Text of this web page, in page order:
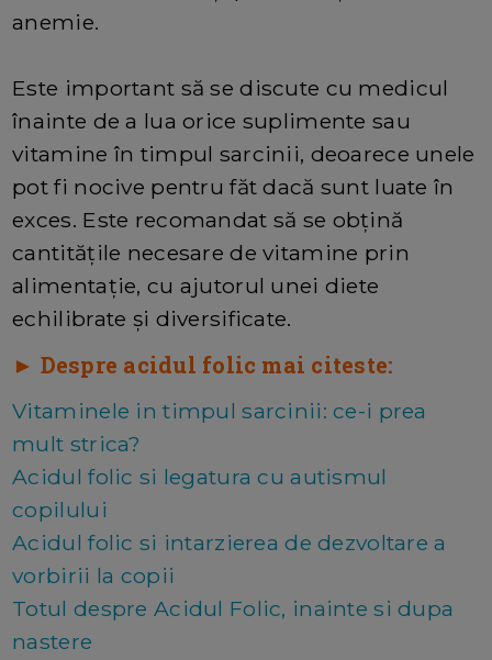
anemie.
Este important să se discute cu medicul
înainte de a lua orice suplimente sau
vitamine în timpul sarcinii, deoarece unele
pot fi nocive pentru făt dacă sunt luate în
exces. Este recomandat să se obțină
cantitățile necesare de vitamine prin
alimentație, cu ajutorul unei diete
echilibrate și diversificate.
► Despre acidul folic mai citeste:
Vitaminele in timpul sarcinii: ce-i prea
mult strica?
Acidul folic si legatura cu autismul
copilului
Acidul folic si intarzierea de dezvoltare a
vorbirii la copii
Totul despre Acidul Folic, inainte si dupa
nastere